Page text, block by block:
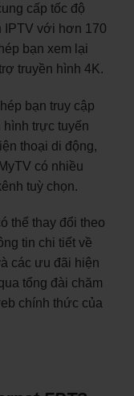
cấp tốc độ
IPTV với hơn 170
bạn xem lại
truyền hình 4K.
bạn truy cập
hình trực tuyến
thoại di động,
có nhiều
tuỳ chọn.
thể thay đổi theo
tin chi tiết về
các ưu đãi hiện
tổng đài chăm
chính thức của